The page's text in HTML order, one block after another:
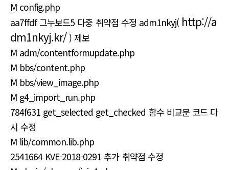
M config.php
aa7ffdf 그누보드5 다중 취약점 수정 adm1nkyj( http://a
dm1nkyj.kr/ ) 제보
M adm/contentformupdate.php
M bbs/content.php
M bbs/view_image.php
M g4_import_run.php
784f631 get_selected get_checked 함수 비교문 코드 다
시 수정
M lib/common.lib.php
2541664 KVE-2018-0291 추가 취약점 수정